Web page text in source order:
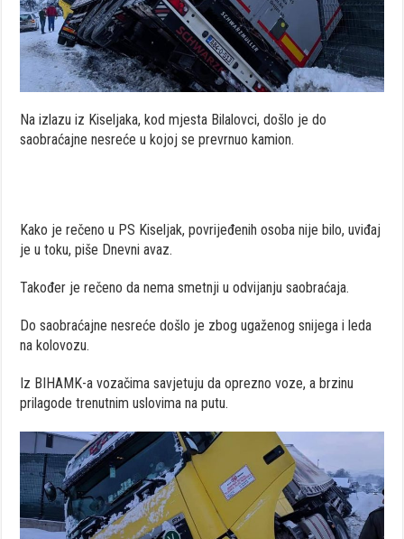
Na izlazu iz Kiseljaka, kod mjesta Bilalovci, došlo je do
saobraćajne nesreće u kojoj se prevrnuo kamion.
Kako je rečeno u PS Kiseljak, povrijeđenih osoba nije bilo, uviđaj
je u toku, piše Dnevni avaz.
Također je rečeno da nema smetnji u odvijanju saobraćaja.
Do saobraćajne nesreće došlo je zbog ugaženog snijega i leda
na kolovozu.
Iz BIHAMK-a vozačima savjetuju da oprezno voze, a brzinu
prilagode trenutnim uslovima na putu.